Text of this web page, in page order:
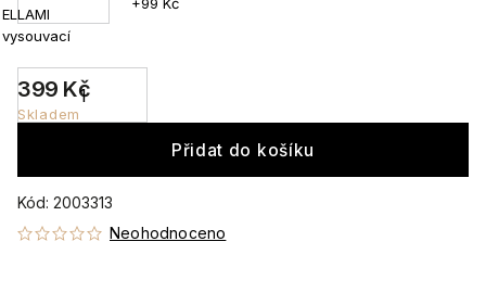
Neohodnoceno
Kód: 2003313
399 Kč
Skladem
ELLAMI
vysouvací
Přidat do košíku